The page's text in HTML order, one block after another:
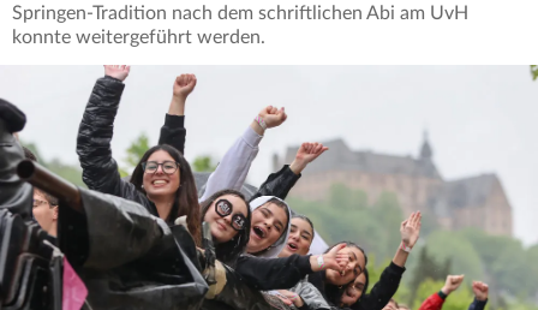
Springen-Tradition nach dem schriftlichen Abi am UvH
konnte weitergeführt werden.